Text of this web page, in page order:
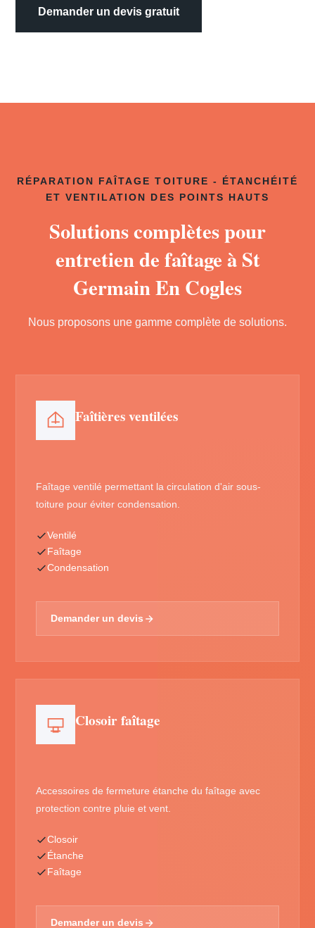
Demander un devis gratuit
RÉPARATION FAÎTAGE TOITURE - ÉTANCHÉITÉ
ET VENTILATION DES POINTS HAUTS
Solutions complètes pour
entretien de faîtage à St
Germain En Cogles
Nous proposons une gamme complète de solutions.
Faîtières ventilées
Faîtage ventilé permettant la circulation d'air sous-
toiture pour éviter condensation.
Ventilé
Faîtage
Condensation
Demander un devis
Closoir faîtage
Accessoires de fermeture étanche du faîtage avec
protection contre pluie et vent.
Closoir
Étanche
Faîtage
Demander un devis